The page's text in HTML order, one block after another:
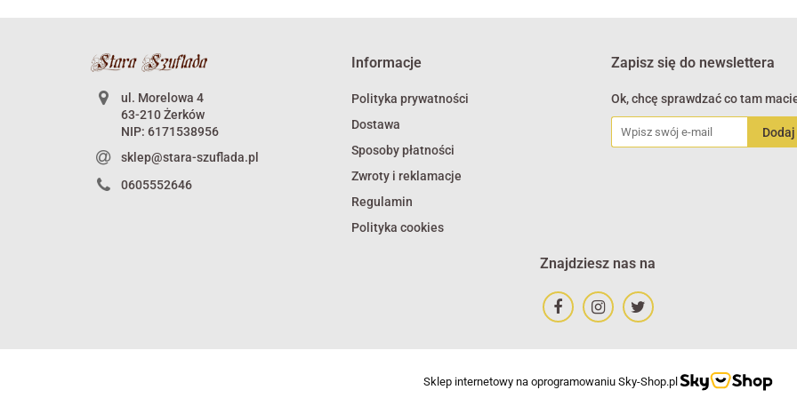
ul. Morelowa 4
63-210 Żerków
NIP: 6171538956
sklep@stara-szuflada.pl
0605552646
Informacje
Polityka prywatności
Dostawa
Sposoby płatności
Zwroty i reklamacje
Regulamin
Polityka cookies
Zapisz się do newslettera
Ok, chcę sprawdzać co tam
Znajdziesz nas na
Sklep internetowy na oprogramowaniu Sky-Shop.pl